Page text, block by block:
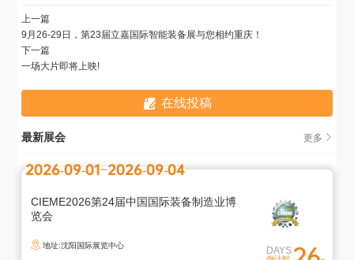
上一篇
9月26-29日，第23届立嘉国际智能装备展与您相约重庆！
下一篇
一场大片即将上映!
在线投稿
最新展会 更多
2026-09-01 2026-09-04
CIEME2026第24届中国国际装备制造业博
览会
地址:沈阳国际展览中心 DAYS